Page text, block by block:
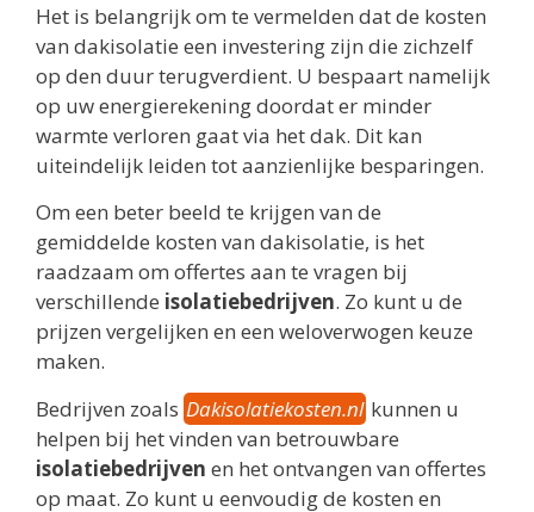
Het is belangrijk om te vermelden dat de kosten
van dakisolatie een investering zijn die zichzelf
op den duur terugverdient. U bespaart namelijk
op uw energierekening doordat er minder
warmte verloren gaat via het dak. Dit kan
uiteindelijk leiden tot aanzienlijke besparingen.
Om een beter beeld te krijgen van de
gemiddelde kosten van dakisolatie, is het
raadzaam om offertes aan te vragen bij
verschillende isolatiebedrijven. Zo kunt u de
prijzen vergelijken en een weloverwogen keuze
maken.
Bedrijven zoals Dakisolatiekosten.nl kunnen u
helpen bij het vinden van betrouwbare
isolatiebedrijven en het ontvangen van offertes
op maat. Zo kunt u eenvoudig de kosten en